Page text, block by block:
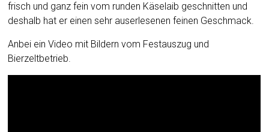
frisch und ganz fein vom runden Käselaib geschnitten und
deshalb hat er einen sehr auserlesenen feinen Geschmack.
Anbei ein Video mit Bildern vom Festauszug und
Bierzeltbetrieb.